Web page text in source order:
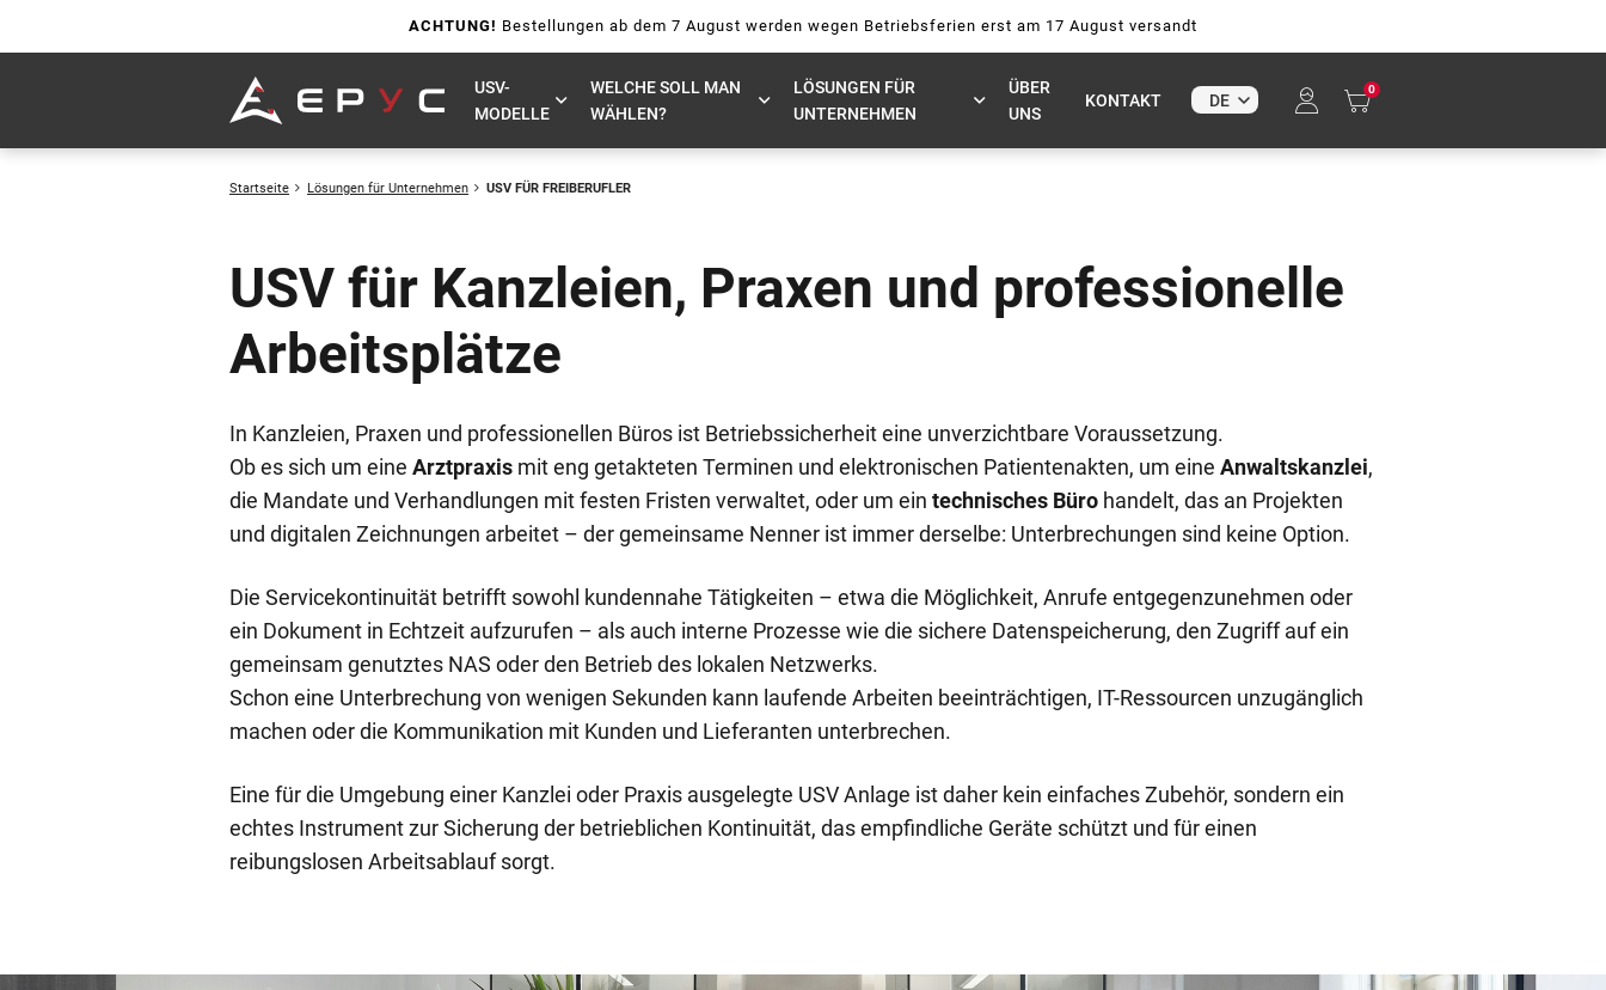
ACHTUNG! Bestellungen ab dem 7 August werden wegen Betriebsferien erst am 17 August versandt
USV-
MODELLE
WELCHE SOLL MAN
WÄHLEN?
LÖSUNGEN FÜR
UNTERNEHMEN
ÜBER
UNS
KONTAKT
0
Startseite Lösungen für Unternehmen USV FÜR FREIBERUFLER
USV für Kanzleien, Praxen und professionelle
Arbeitsplätze
In Kanzleien, Praxen und professionellen Büros ist Betriebssicherheit eine unverzichtbare Voraussetzung.
Ob es sich um eine Arztpraxis mit eng getakteten Terminen und elektronischen Patientenakten, um eine Anwaltskanzlei,
die Mandate und Verhandlungen mit festen Fristen verwaltet, oder um ein technisches Büro handelt, das an Projekten
und digitalen Zeichnungen arbeitet – der gemeinsame Nenner ist immer derselbe: Unterbrechungen sind keine Option.
Die Servicekontinuität betrifft sowohl kundennahe Tätigkeiten – etwa die Möglichkeit, Anrufe entgegenzunehmen oder
ein Dokument in Echtzeit aufzurufen – als auch interne Prozesse wie die sichere Datenspeicherung, den Zugriff auf ein
gemeinsam genutztes NAS oder den Betrieb des lokalen Netzwerks.
Schon eine Unterbrechung von wenigen Sekunden kann laufende Arbeiten beeinträchtigen, IT-Ressourcen unzugänglich
machen oder die Kommunikation mit Kunden und Lieferanten unterbrechen.
Eine für die Umgebung einer Kanzlei oder Praxis ausgelegte USV Anlage ist daher kein einfaches Zubehör, sondern ein
echtes Instrument zur Sicherung der betrieblichen Kontinuität, das empfindliche Geräte schützt und für einen
reibungslosen Arbeitsablauf sorgt.